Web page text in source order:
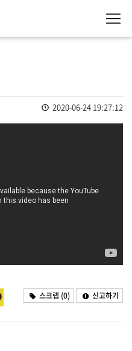
2020-06-24 19:27:12
스크랩 (0) 신고하기